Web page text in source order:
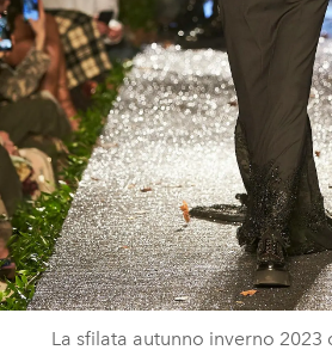
La sfilata autunno inverno